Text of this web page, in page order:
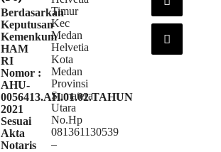
Berdasarkan
Keputusan
Kemenkum
HAM
RI
Nomor :
AHU-
0056413.AH.01.02.TAHUN
2021
Sesuai
Akta
Notaris
Timur
Kec
Medan
Helvetia
Kota
Medan
Provinsi
Sumatera
Utara
No.Hp
081361130539
–